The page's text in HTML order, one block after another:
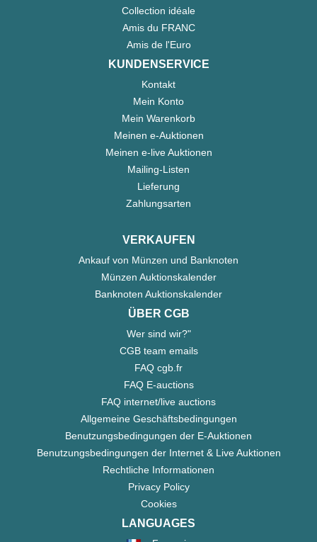
Collection idéale
Amis du FRANC
Amis de l'Euro
KUNDENSERVICE
Kontakt
Mein Konto
Mein Warenkorb
Meinen e-Auktionen
Meinen e-live Auktionen
Mailing-Listen
Lieferung
Zahlungsarten
VERKAUFEN
Ankauf von Münzen und Banknoten
Münzen Auktionskalender
Banknoten Auktionskalender
ÜBER CGB
Wer sind wir?"
CGB team emails
FAQ cgb.fr
FAQ E-auctions
FAQ internet/live auctions
Allgemeine Geschäftsbedingungen
Benutzungsbedingungen der E-Auktionen
Benutzungsbedingungen der Internet & Live Auktionen
Rechtliche Informationen
Privacy Policy
Cookies
LANGUAGES